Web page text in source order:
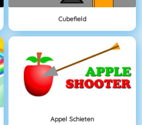
Cubefield
Appel Schieten